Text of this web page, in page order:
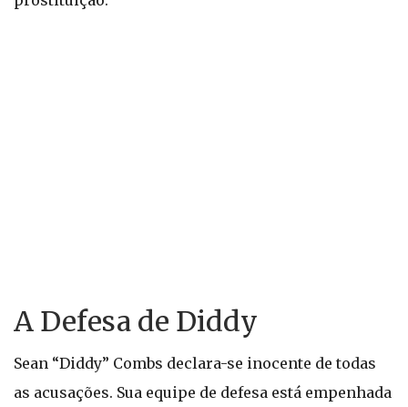
A Defesa de Diddy
Sean “Diddy” Combs declara-se inocente de todas
as acusações. Sua equipe de defesa está empenhada